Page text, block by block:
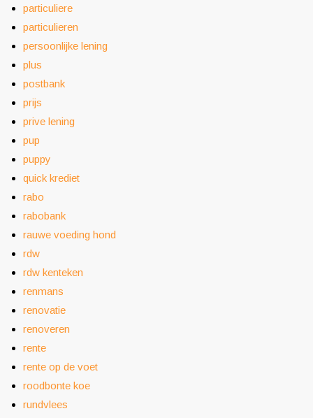
particuliere
particulieren
persoonlijke lening
plus
postbank
prijs
prive lening
pup
puppy
quick krediet
rabo
rabobank
rauwe voeding hond
rdw
rdw kenteken
renmans
renovatie
renoveren
rente
rente op de voet
roodbonte koe
rundvlees